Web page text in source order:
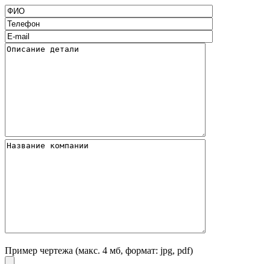
Пример чертежа (макс. 4 мб, формат: jpg, pdf)